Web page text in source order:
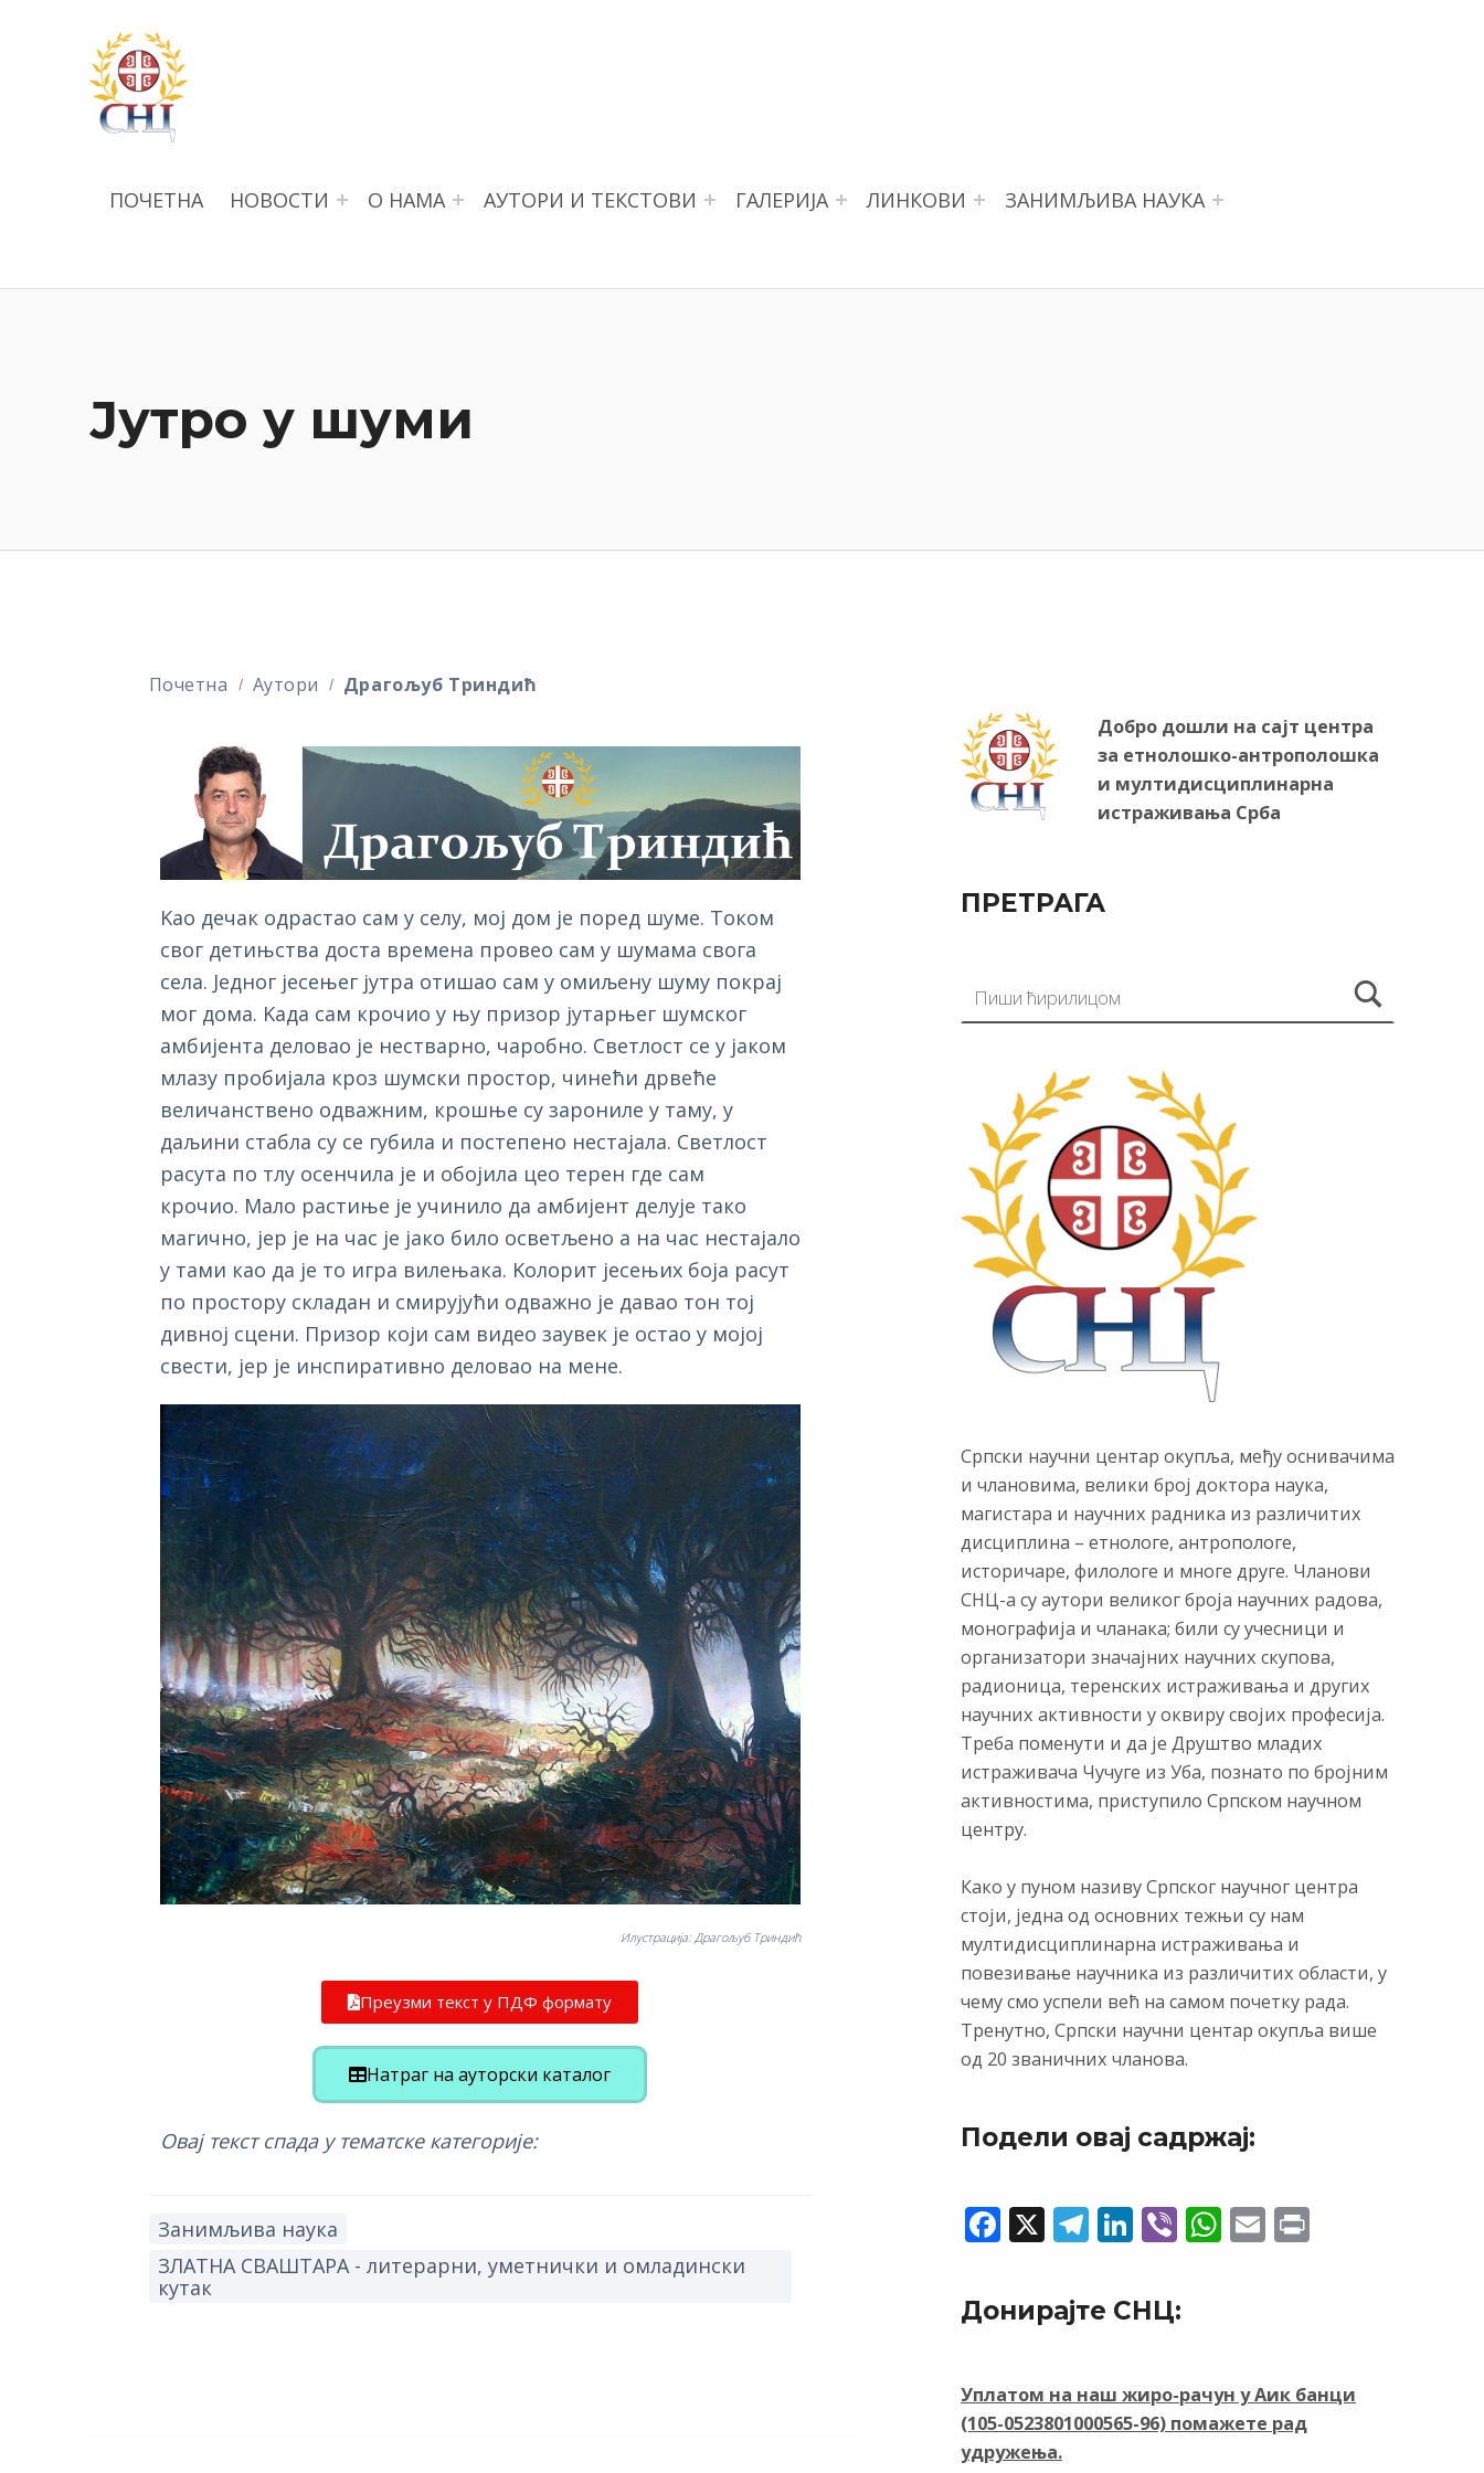
ПОЧЕТНА НОВОСТИ О НАМА АУТОРИ И ТЕКСТОВИ ГАЛЕРИЈА ЛИНКОВИ ЗАНИМЉИВА НАУКА
Јутро у шуми
Почетна Аутори Драгољуб Триндић
Kао дечак одрастао сам у селу, мој дом је поред шуме. Током
свог детињства доста времена провео сам у шумама свога
села. Једног јесењег јутра отишао сам у омиљену шуму покрај
мог дома. Kада сам крочио у њу призор јутарњег шумског
амбијента деловао је нестварно, чаробно. Светлост се у јаком
млазу пробијала кроз шумски простор, чинећи дрвеће
величанствено одважним, крошње су зарониле у таму, у
даљини стабла су се губила и постепено нестајала. Светлост
расута по тлу осенчила је и обојила цео терен где сам
крочио. Мало растиње је учинило да амбијент делује тако
магично, јер је на час је јако било осветљено а на час нестајало
у тами као да је то игра вилењака. Kолорит јесењих боја расут
по простору складан и смирујући одважно је давао тон тој
дивној сцени. Призор који сам видео заувек је остао у мојој
свести, јер је инспиративно деловао на мене.
Илустрација: Драгољуб Триндић
Преузми текст у ПДФ формату
Натраг на ауторски каталог
Овај текст спада у тематске категорије:
Занимљива наука
ЗЛАТНА СВАШТАРА - литерарни, уметнички и омладински
кутак
Добро дошли на сајт центра
за етнолошко-антрополошка
и мултидисциплинарна
истраживања Срба
ПРЕТРАГА
Српски научни центар окупља, међу оснивачима
и члановима, велики број доктора наука,
магистара и научних радника из различитих
дисциплина – етнологе, антропологе,
историчаре, филологе и многе друге. Чланови
СНЦ-а су аутори великог броја научних радова,
монографија и чланака; били су учесници и
организатори значајних научних скупова,
радионица, теренских истраживања и других
научних активности у оквиру својих професија.
Треба поменути и да је Друштво младих
истраживача Чучуге из Уба, познато по бројним
активностима, приступило Српском научном
центру.
Како у пуном називу Српског научног центра
стоји, једна од основних тежњи су нам
мултидисциплинарна истраживања и
повезивање научника из различитих области, у
чему смо успели већ на самом почетку рада.
Тренутно, Српски научни центар окупља више
од 20 званичних чланова.
Подели овај садржај:
F
e
b
o
k
X T
e
gr
m
Li
k
e
n
Vi
er
W
p
p
E
Донирајте СНЦ:
Уплатом на наш жиро-рачун у Аик банци
(105-0523801000565-96) помажете рад
удружења.